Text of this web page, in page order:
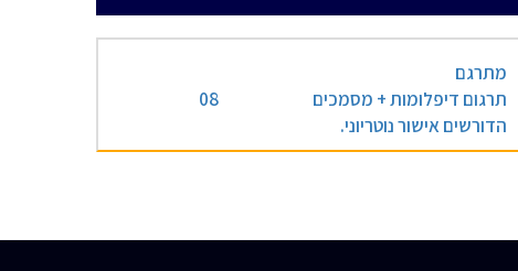
מתרגם
תרגום דיפלומות + מסמכים
הדורשים אישור נוטריוני.
08